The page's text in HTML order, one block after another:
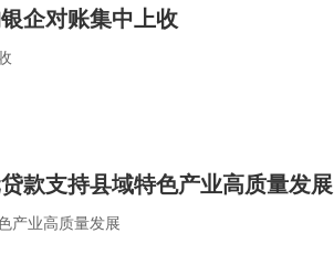
企对账集中上收
款支持县域特色产业高质量发展
产业高质量发展